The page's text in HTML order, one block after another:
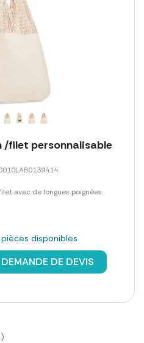
/filet personnalisable
avec de longues poignées.
disponibles
DEMANDE DE DEVIS